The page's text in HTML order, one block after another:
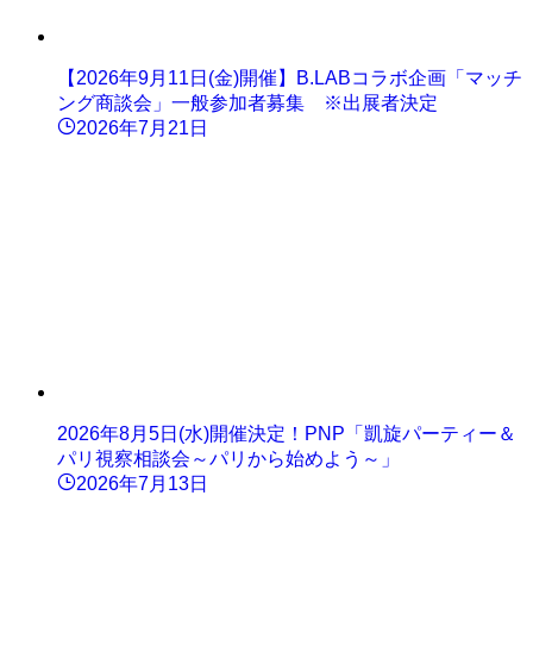
【2026年9月11日(金)開催】B.LABコラボ企画「マッチ
ング商談会」一般参加者募集 ※出展者決定
2026年7月21日
2026年8月5日(水)開催決定！PNP「凱旋パーティー＆
パリ視察相談会～パリから始めよう～」
2026年7月13日